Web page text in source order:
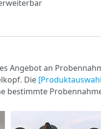
Angebot an
Die
bestimmte